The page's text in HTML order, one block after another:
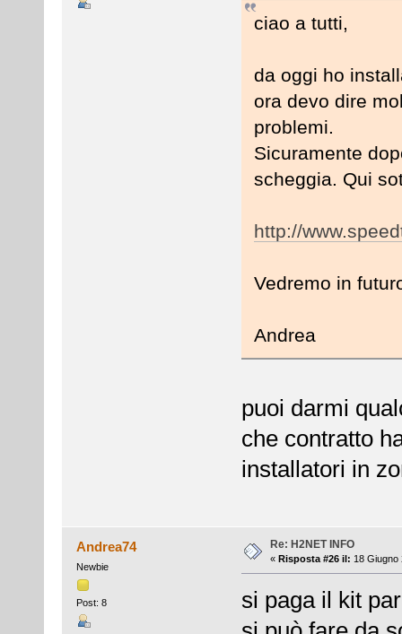
ciao a tutti,
da oggi ho
ora devo dire
problemi.
Sicuramente
scheggia. Qui
http://
Vedremo in
Andrea
puoi darmi
che contratto
installatori in
Andrea74
Newbie
Post: 8
Re: H2NET INFO
« Risposta #26 il: 18 Giugno
si paga il kit